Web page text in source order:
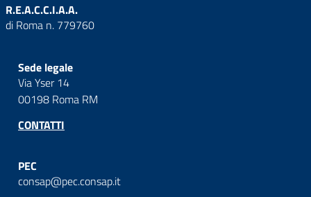
R.E.A.C.C.I.A.A.
di Roma n. 779760
Sede legale
Via Yser 14
00198 Roma RM
CONTATTI
PEC
consap@pec.consap.it